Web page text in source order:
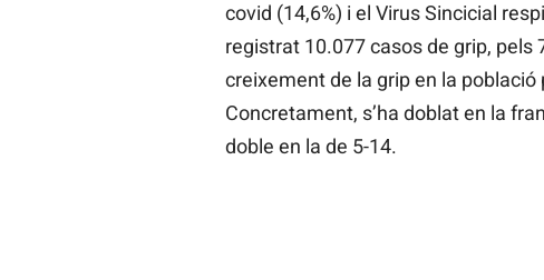
covid (14,6%) i el Virus Sincicial
registrat 10.077 casos de grip,
creixement de la grip en la població
Concretament, s’ha doblat en la
doble en la de 5-14.